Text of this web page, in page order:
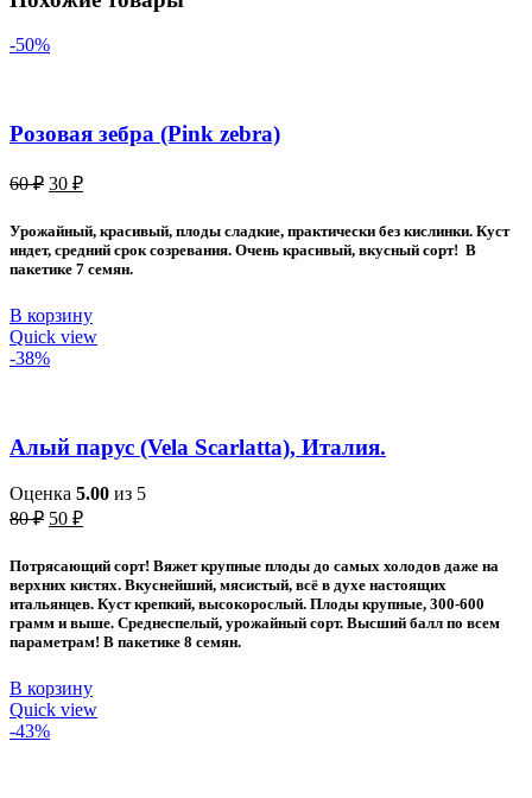
-50%
Розовая зебра (Pink zebra)
60₽ Первоначальная
составляла
60 ₽.
30 ₽Текущая
30 ₽.
Урожайный, красивый, плоды сладкие, практически без кислинки. Куст
индет, средний срок созревания. Очень красивый, вкусный сорт! В
пакетике 7 семян.
В корзину
Quick view
-38%
Алый парус (Vela Scarlatta), Италия.
Оценка 5.00 из 5
80₽ Первоначальная
составляла
80 ₽.
50 ₽Текущая
50 ₽.
Потрясающий сорт! Вяжет крупные плоды до самых холодов даже на
верхних кистях. Вкуснейший, мясистый, всё в духе настоящих
итальянцев. Куст крепкий, высокорослый. Плоды крупные, 300-600
грамм и выше. Среднеспелый, урожайный сорт. Высший балл по всем
параметрам! В пакетике 8 семян.
В корзину
Quick view
-43%